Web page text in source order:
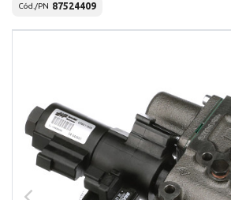
Cód./PN 87524409